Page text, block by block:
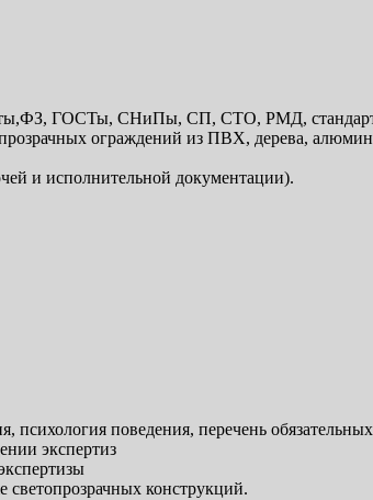
ГОСТы, СНиПы, СП, СТО, РМД,
ограждений из ПВХ, дерева,
и исполнительной документации).
психология поведения, перечень
экспертиз
конструкций.